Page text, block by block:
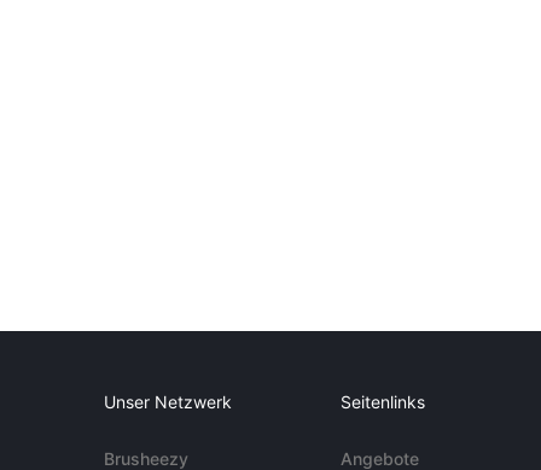
Unser Netzwerk
Brusheezy
Seitenlinks
Angebote